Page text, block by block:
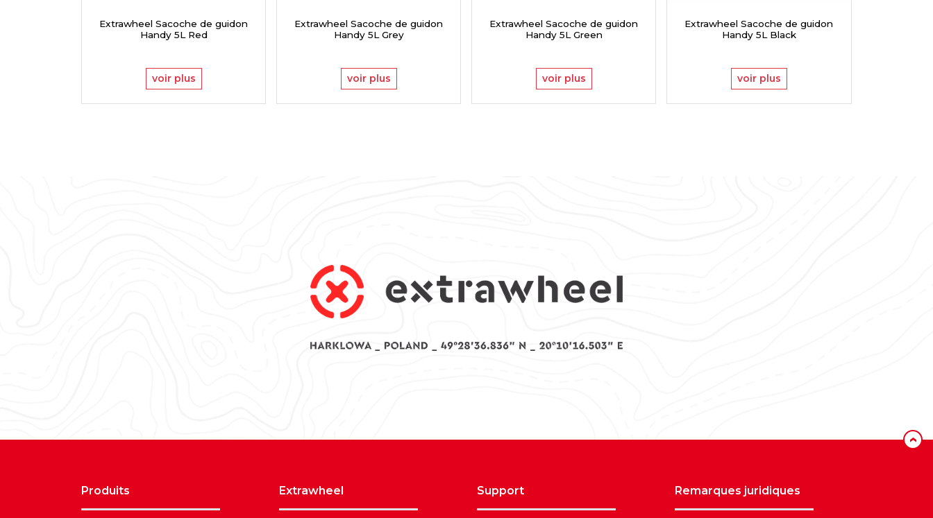
Extrawheel Sacoche de guidon
Handy 5L Red
voir plus
Extrawheel Sacoche de guidon
Handy 5L Grey
voir plus
Extrawheel Sacoche de guidon
Handy 5L Green
voir plus
Extrawheel Sacoche de guidon
Handy 5L Black
voir plus
‹
produits extrawheel support remarques juridiques